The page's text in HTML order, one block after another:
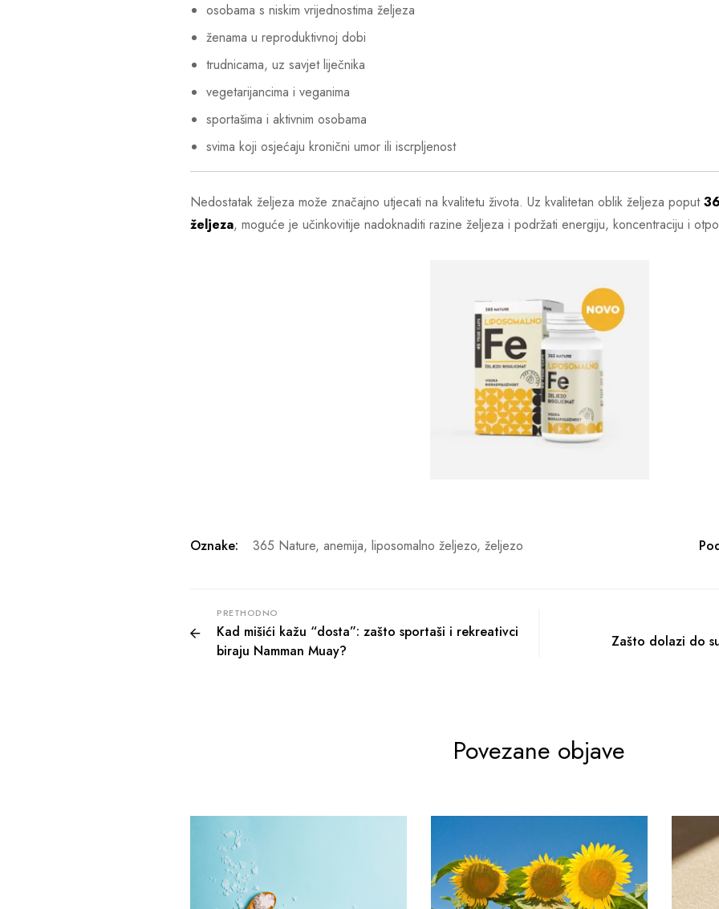
osobama s niskim vrijednostima željeza
ženama u reproduktivnoj dobi
trudnicama, uz savjet liječnika
vegetarijancima i veganima
sportašima i aktivnim osobama
svima koji osjećaju kronični umor ili iscrpljenost
Nedostatak željeza može značajno utjecati na kvalitetu života. Uz kvalitetan oblik željeza poput
željeza, moguće je učinkovitije nadoknaditi razine željeza i podržati energiju, koncentraciju i
Oznake: 365 Nature, anemija, liposomalno željezo, željezo
PRETHODNO
Kad mišići kažu “dosta”: zašto sportaši i rekreativci
biraju Namman Muay?
Zašto dolazi do
Povezane objave